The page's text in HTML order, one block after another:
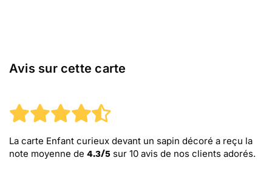
Avis sur cette carte
La carte Enfant curieux devant un sapin décoré a reçu la
note moyenne de 4.3/5 sur 10 avis de nos clients adorés.